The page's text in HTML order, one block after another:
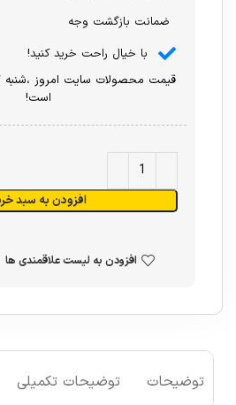
ضمانت بازگشت وجه
با خیال راحت خرید کنید!
است!
افزودن به سبد
افزودن به لیست علاقمندی ها
توضیحات توضیحات تکمیلی